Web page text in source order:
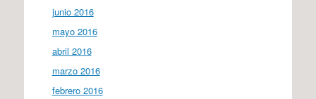
junio 2016
mayo 2016
abril 2016
marzo 2016
febrero 2016